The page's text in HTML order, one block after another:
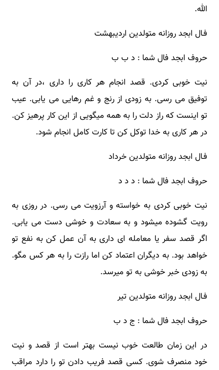
الله.
فـال ابجد روزانه متولدین اردیبهشت
حروف ابجد فال شما : د ب ب
نیت خوبی کردی. قصد انجام هر کاری را داری ،در آن به
توفیق می رسی. به زودی از رنج و غم رهایی می یابی. عیب
تو اینست که راز دلت را به همه میگویی از این کار پرهیز کن.
در هر کاری به خدا توکل کن تا کارت کامل انجام شود.
فـال ابجد روزانه متولدین خرداد
حروف ابجد فال شما : د د د
نیت خوبی کردی به خواسته و آرزویت می رسی. در روزی به
رویت گشوده میشود و به سعادت و خوشی دست می یابی.
اگر قصد سفر یا معامله ای داری به آن عمل کن به نفع تو
خواهد بود. به دیگران اعتماد کن اما رازت را به هر کس مگو.
به زودی خبر خوشی به تو میرسد.
فـال ابجد روزانه متولدین تیر
حروف ابجد فال شما : ج د ب
در این زمان طالعت خوب نیست بهتر است از قصد و نیت
خود منصرف شوی. کسی قصد فریب دادن تو را دارد مراقب